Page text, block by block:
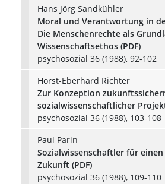
Hans Jörg Sandkühler
Moral und Verantwortung in
Die Menschenrechte als
Wissenschaftsethos (PDF)
psychosozial 36 (1988), 92-102
Horst-Eberhard Richter
Zur Konzeption
sozialwissenschaftlicher
psychosozial 36 (1988), 103-108
Paul Parin
Sozialwissenschaftler für
Zukunft (PDF)
psychosozial 36 (1988), 109-110